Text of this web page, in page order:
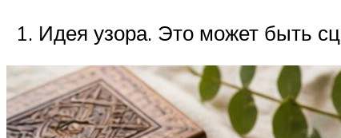
Идея узора. Это может быть